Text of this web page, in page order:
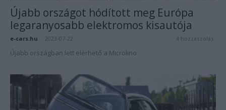
Újabb országot hódított meg Európa
legaranyosabb elektromos kisautója
e-cars.hu 2023-07-22 4 hozzászólás
Újabb országban lett elérhető a Microlino